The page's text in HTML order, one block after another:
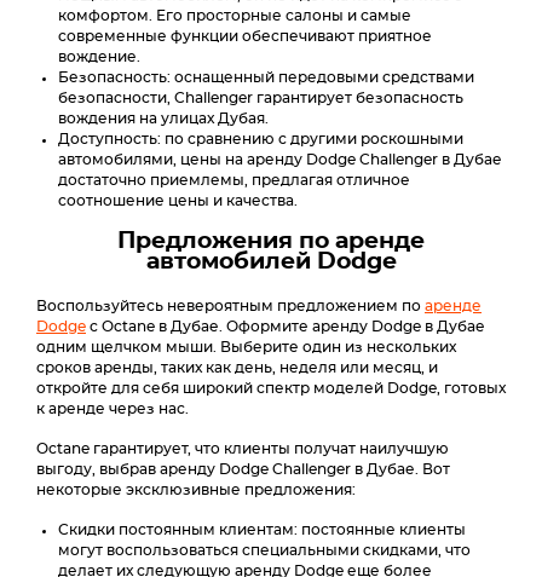
комфортом. Его просторные салоны и самые
современные функции обеспечивают приятное
вождение.
Безопасность: оснащенный передовыми средствами
безопасности, Challenger гарантирует безопасность
вождения на улицах Дубая.
Доступность: по сравнению с другими роскошными
автомобилями, цены на аренду Dodge Challenger в Дубае
достаточно приемлемы, предлагая отличное
соотношение цены и качества.
Предложения по аренде
автомобилей Dodge
Воспользуйтесь невероятным предложением по аренде
Dodge с Octane в Дубае. Оформите аренду Dodge в Дубае
одним щелчком мыши. Выберите один из нескольких
сроков аренды, таких как день, неделя или месяц, и
откройте для себя широкий спектр моделей Dodge, готовых
к аренде через нас.
Octane гарантирует, что клиенты получат наилучшую
выгоду, выбрав аренду Dodge Challenger в Дубае. Вот
некоторые эксклюзивные предложения:
Скидки постоянным клиентам: постоянные клиенты
могут воспользоваться специальными скидками, что
делает их следующую аренду Dodge еще более